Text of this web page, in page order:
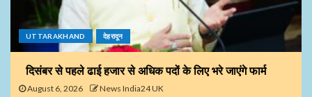
UTTARAKHAND देहरादून
दिसंबर से पहले ढाई हजार से अधिक पदों के लिए भरे जाएंगे फार्म
August 6, 2026 News India24 UK